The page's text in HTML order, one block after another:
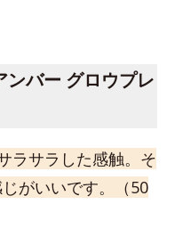
バー グロウプレ
ラサラした感触。そ
がいいです。（50